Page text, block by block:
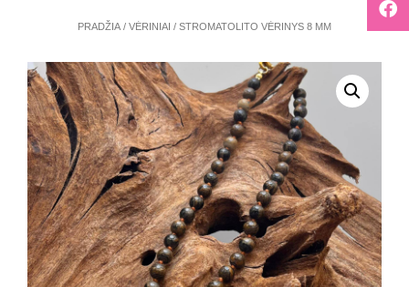
PRADŽIA / VĖRINIAI / STROMATOLITO VĖRINYS 8 MM